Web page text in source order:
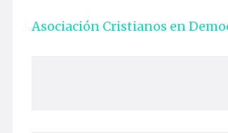
Asociación Cristianos en